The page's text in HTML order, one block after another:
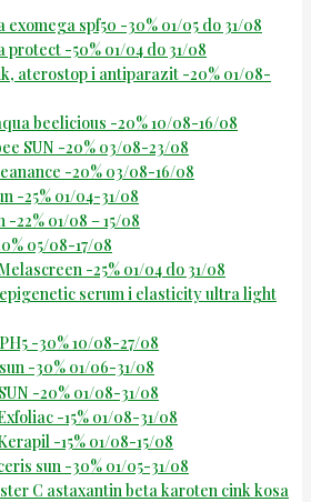
spf50 -30% 01/05 do 31/08
protect -50% 01/04 do 31/08
aterostop i antiparazit -20% 01/08-
beelicious -20% 10/08-16/08
SUN -20% 03/08-23/08
-20% 03/08-16/08
-25% 01/04-31/08
-22% 01/08 – 15/08
05/08-17/08
-25% 01/04 do 31/08
serum i elasticity ultra light
-30% 10/08-27/08
-30% 01/06-31/08
-20% 01/08-31/08
-15% 01/08-31/08
-15% 01/08-15/08
sun -30% 01/05-31/08
C astaxantin beta karoten cink kosa